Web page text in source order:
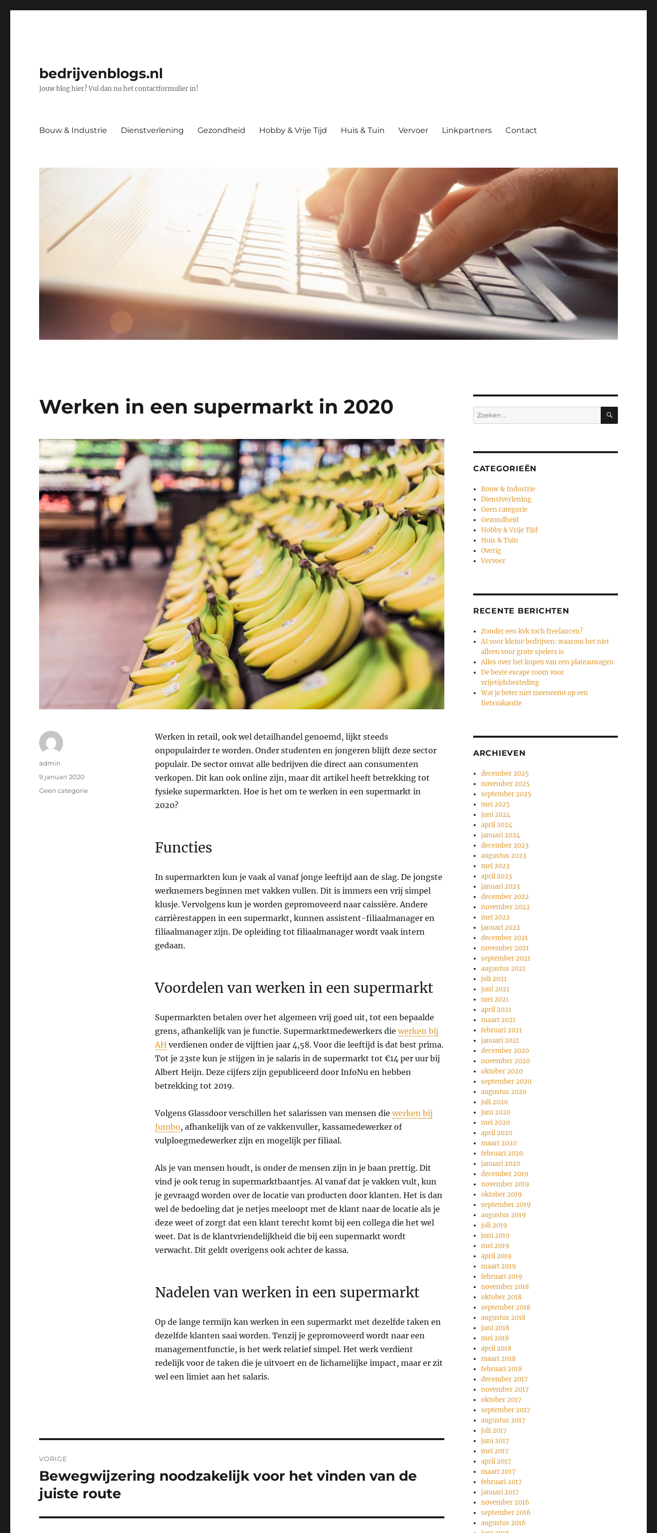
bedrijvenblogs.nl
Jouw blog hier? Vul dan nu het contactformulier in!
Bouw & Industrie Dienstverlening Gezondheid Hobby & Vrije Tijd Huis & Tuin Vervoer Linkpartners Contact
Werken in een supermarkt in 2020
Werken in retail, ook wel detailhandel genoemd, lijkt steeds
onpopulairder te worden. Onder studenten en jongeren blijft deze sector
populair. De sector omvat alle bedrijven die direct aan consumenten
verkopen. Dit kan ook online zijn, maar dit artikel heeft betrekking tot
fysieke supermarkten. Hoe is het om te werken in een supermarkt in
2020?
Functies
In supermarkten kun je vaak al vanaf jonge leeftijd aan de slag. De jongste
werknemers beginnen met vakken vullen. Dit is immers een vrij simpel
klusje. Vervolgens kun je worden gepromoveerd naar caissière. Andere
carrièrestappen in een supermarkt, kunnen assistent-filiaalmanager en
filiaalmanager zijn. De opleiding tot filiaalmanager wordt vaak intern
gedaan.
Voordelen van werken in een supermarkt
Supermarkten betalen over het algemeen vrij goed uit, tot een bepaalde
grens, afhankelijk van je functie. Supermarktmedewerkers die werken bij
AH verdienen onder de vijftien jaar 4,58. Voor die leeftijd is dat best prima.
Tot je 23ste kun je stijgen in je salaris in de supermarkt tot €14 per uur bij
Albert Heijn. Deze cijfers zijn gepubliceerd door InfoNu en hebben
betrekking tot 2019.
Volgens Glassdoor verschillen het salarissen van mensen die werken bij
Jumbo, afhankelijk van of ze vakkenvuller, kassamedewerker of
vulploegmedewerker zijn en mogelijk per filiaal.
Als je van mensen houdt, is onder de mensen zijn in je baan prettig. Dit
vind je ook terug in supermarktbaantjes. Al vanaf dat je vakken vult, kun
je gevraagd worden over de locatie van producten door klanten. Het is dan
wel de bedoeling dat je netjes meeloopt met de klant naar de locatie als je
deze weet of zorgt dat een klant terecht komt bij een collega die het wel
weet. Dat is de klantvriendelijkheid die bij een supermarkt wordt
verwacht. Dit geldt overigens ook achter de kassa.
Nadelen van werken in een supermarkt
Op de lange termijn kan werken in een supermarkt met dezelfde taken en
dezelfde klanten saai worden. Tenzij je gepromoveerd wordt naar een
managementfunctie, is het werk relatief simpel. Het werk verdient
redelijk voor de taken die je uitvoert en de lichamelijke impact, maar er zit
wel een limiet aan het salaris.
Auteur
admin
Geplaatst
9 januari 2020
Categorieën
Geen categorie
navigatie
VORIGE
Vorig
bericht:
Bewegwijzering noodzakelijk voor het vinden van de
juiste route
Zoeken
naar:
ZOEKEN
CATEGORIEËN
Bouw & Industrie
Dienstverlening
Geen categorie
Gezondheid
Hobby & Vrije Tijd
Huis & Tuin
Overig
Vervoer
RECENTE BERICHTEN
Zonder een kvk toch freelancen?
AI voor kleine bedrijven: waarom het niet
alleen voor grote spelers is
Alles over het kopen van een plateauwagen
De beste escape room voor
vrijetijdsbesteding
Wat je beter niet meeneemt op een
fietsvakantie
ARCHIEVEN
december 2025
november 2025
september 2025
mei 2025
juni 2024
april 2024
januari 2024
december 2023
augustus 2023
mei 2023
april 2023
januari 2023
december 2022
november 2022
mei 2022
januari 2022
december 2021
november 2021
september 2021
augustus 2021
juli 2021
juni 2021
mei 2021
april 2021
maart 2021
februari 2021
januari 2021
december 2020
november 2020
oktober 2020
september 2020
augustus 2020
juli 2020
juni 2020
mei 2020
april 2020
maart 2020
februari 2020
januari 2020
december 2019
november 2019
oktober 2019
september 2019
augustus 2019
juli 2019
juni 2019
mei 2019
april 2019
maart 2019
februari 2019
november 2018
oktober 2018
september 2018
augustus 2018
juni 2018
mei 2018
april 2018
maart 2018
februari 2018
december 2017
november 2017
oktober 2017
september 2017
augustus 2017
juli 2017
juni 2017
mei 2017
april 2017
maart 2017
februari 2017
januari 2017
november 2016
september 2016
augustus 2016